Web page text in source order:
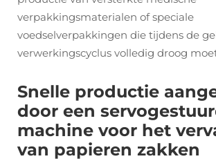
verpakkingsmaterialen of speciale
voedselverpakkingen die tijdens de
verwerkingscyclus volledig droog
Snelle productie
door een
machine voor het
van papieren zakken